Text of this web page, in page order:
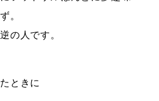
。
の人です。
ときに